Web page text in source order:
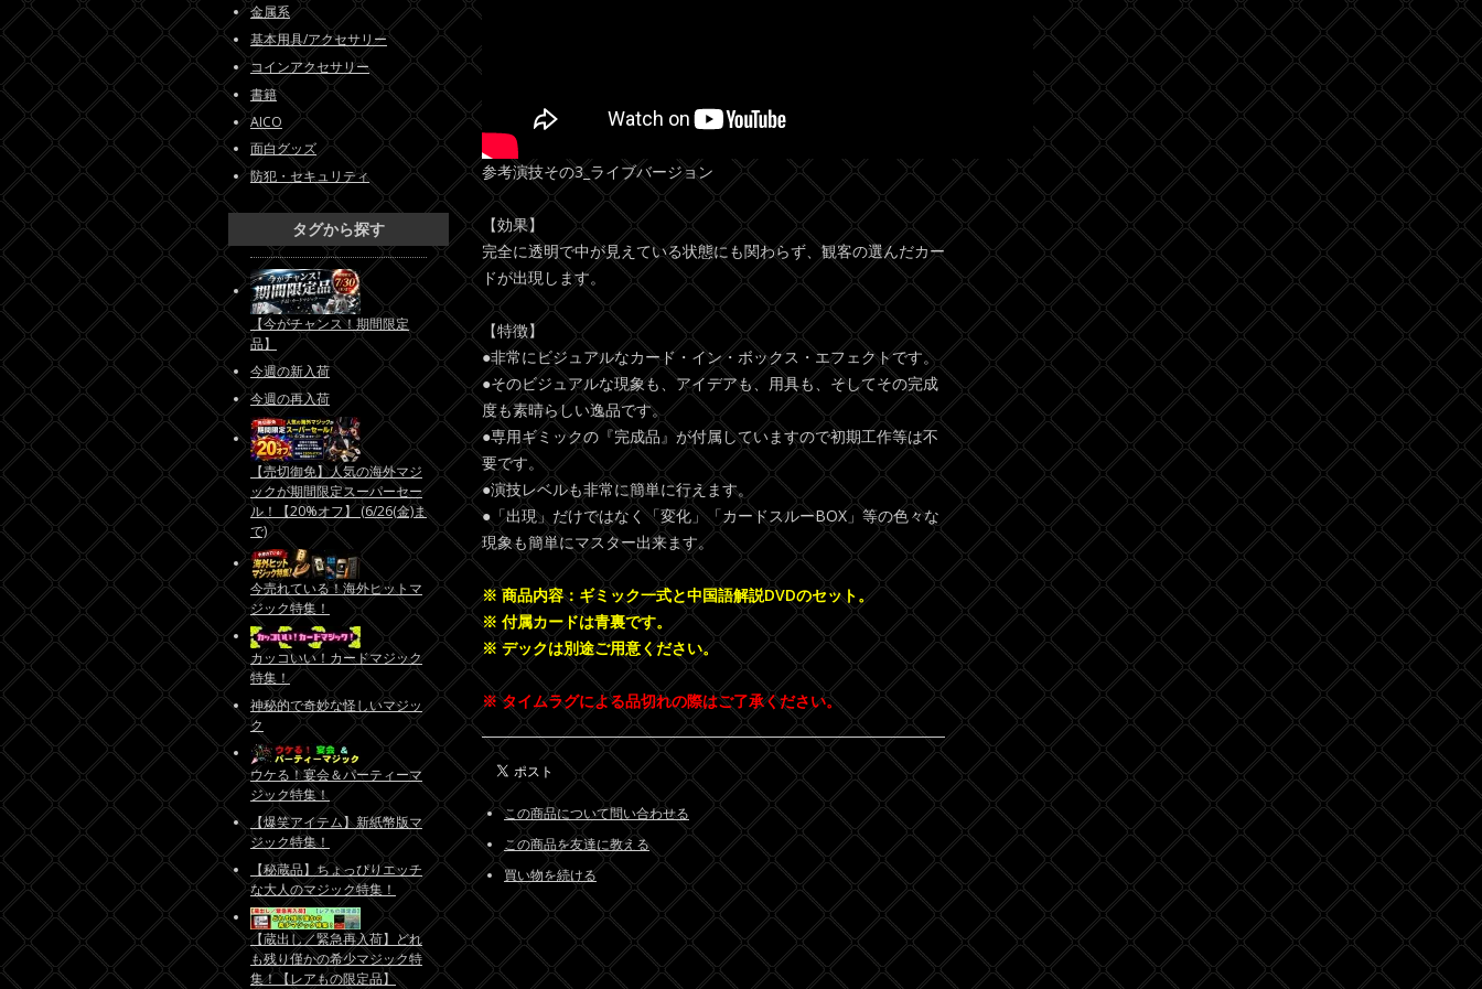
参考演技その3_ライブバージョン
【効果】
完全に透明で中が見えている状態にも関わらず、観客の選んだカー
ドが出現します。
【特徴】
●非常にビジュアルなカード・イン・ボックス・エフェクトです。
●そのビジュアルな現象も、アイデアも、用具も、そしてその完成
度も素晴らしい逸品です。
●専用ギミックの『完成品』が付属していますので初期工作等は不
要です。
●演技レベルも非常に簡単に行えます。
●「出現」だけではなく「変化」「カードスルーBOX」等の色々な
現象も簡単にマスター出来ます。
※ 商品内容：ギミック一式と中国語解説DVDのセット。
※ 付属カードは青裏です。
※ デックは別途ご用意ください。
※ タイムラグによる品切れの際はご了承ください。
この商品について問い合わせる
この商品を友達に教える
買い物を続ける
金属系
基本用具/アクセサリー
コインアクセサリー
書籍
AICO
面白グッズ
防犯・セキュリティ
タグから探す
【今がチャンス！期間限定
品】
今週の新入荷
今週の再入荷
【売切御免】人気の海外マジ
ックが期間限定スーパーセー
ル！【20%オフ】 (6/26(金)ま
で)
今売れている！海外ヒットマ
ジック特集！
カッコいい！カードマジック
特集！
神秘的で奇妙な怪しいマジッ
ク
ウケる！宴会＆パーティーマ
ジック特集！
【爆笑アイテム】新紙幣版マ
ジック特集！
【秘蔵品】ちょっぴりエッチ
な大人のマジック特集！
【蔵出し／緊急再入荷】どれ
も残り僅かの希少マジック特
集！【レアもの限定品】